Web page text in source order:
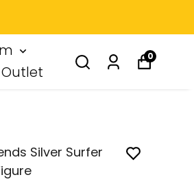
Outlet
0
Silver Surfer